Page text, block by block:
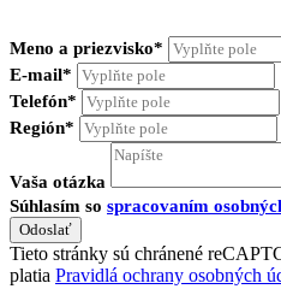
Meno a priezvisko*
E-mail*
Telefón*
Región*
Vaša otázka
Súhlasím so spracovaním
Tieto stránky sú chránené
platia Pravidlá ochrany osobných